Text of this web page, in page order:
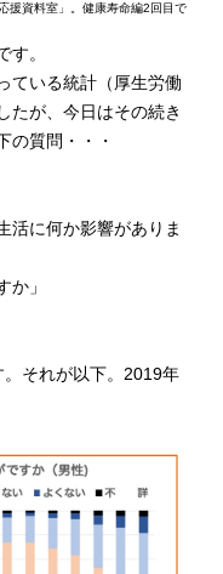
援資料室」。健康寿命編2回目で
す。
ている統計（厚生労働
たが、今日はその続き
の質問・・・
活に何か影響がありま
か」
。それが以下。2019年